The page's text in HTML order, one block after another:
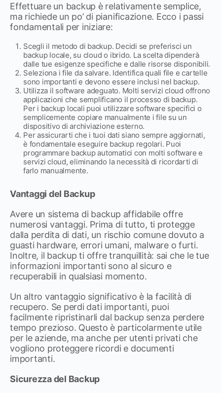
Effettuare un backup è relativamente semplice,
ma richiede un po’ di pianificazione. Ecco i passi
fondamentali per iniziare:
Scegli il metodo di backup. Decidi se preferisci un
backup locale, su cloud o ibrido. La scelta dipenderà
dalle tue esigenze specifiche e dalle risorse disponibili.
Seleziona i file da salvare. Identifica quali file e cartelle
sono importanti e devono essere inclusi nel backup.
Utilizza il software adeguato. Molti servizi cloud offrono
applicazioni che semplificano il processo di backup.
Per i backup locali puoi utilizzare software specifici o
semplicemente copiare manualmente i file su un
dispositivo di archiviazione esterno.
Per assicurarti che i tuoi dati siano sempre aggiornati,
è fondamentale eseguire backup regolari. Puoi
programmare backup automatici con molti software e
servizi cloud, eliminando la necessità di ricordarti di
farlo manualmente.
Vantaggi del Backup
Avere un sistema di backup affidabile offre
numerosi vantaggi. Prima di tutto, ti protegge
dalla perdita di dati, un rischio comune dovuto a
guasti hardware, errori umani, malware o furti.
Inoltre, il backup ti offre tranquillità: sai che le tue
informazioni importanti sono al sicuro e
recuperabili in qualsiasi momento.
Un altro vantaggio significativo è la facilità di
recupero. Se perdi dati importanti, puoi
facilmente ripristinarli dal backup senza perdere
tempo prezioso. Questo è particolarmente utile
per le aziende, ma anche per utenti privati che
vogliono proteggere ricordi e documenti
importanti.
Sicurezza del Backup